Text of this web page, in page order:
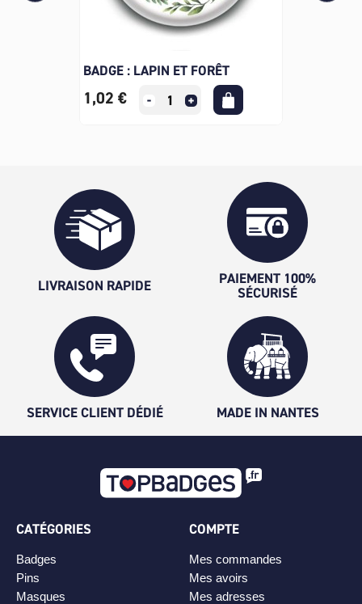
BADGE : LAPIN ET FORÊT
1,02 €
LIVRAISON RAPIDE
PAIEMENT 100%
SÉCURISÉ
SERVICE CLIENT DÉDIÉ MADE IN NANTES
CATÉGORIES
Badges
Pins
Masques
COMPTE
Mes commandes
Mes avoirs
Mes adresses